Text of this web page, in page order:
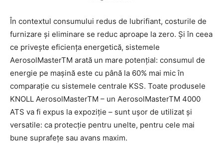
În contextul consumului redus de lubrifiant, costurile de
furnizare și eliminare se reduc aproape la zero. Și în ceea
ce privește eficiența energetică, sistemele
AerosolMasterTM arată un mare potențial: consumul de
energie pe mașină este cu până la 60% mai mic în
comparație cu sistemele centrale KSS. Toate produsele
KNOLL AerosolMasterTM – un AerosolMasterTM 4000
ATS va fi expus la expoziție – sunt ușor de utilizat și
versatile: ca protecție pentru unelte, pentru cele mai
bune suprafețe sau avans maxim.